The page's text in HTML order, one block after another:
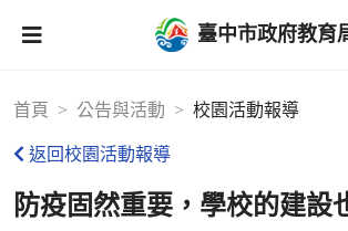
臺中市政府教育
首頁 公告與活動 校園活動報導
返回校園活動報導
防疫固然重要，學校的建設